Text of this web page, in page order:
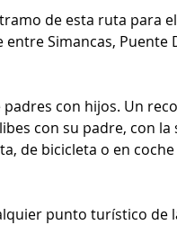
de esta ruta para el
Simancas, Puente
con hijos. Un
con su padre, con la
de bicicleta o en coche
punto turístico de